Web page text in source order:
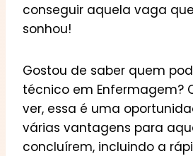
conseguir aquela vaga
sonhou!
Gostou de saber quem
técnico em Enfermagem?
ver, essa é uma
várias vantagens para
concluírem, incluindo a